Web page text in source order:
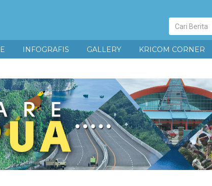
Pencarian
Berita
INFOGRAFIS GALLERY KRICOM CORNER